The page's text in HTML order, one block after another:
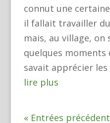
connut une
il fallait travailler
mais, au village, on
quelques moments
savait apprécier
lire plus
« Entrées